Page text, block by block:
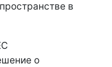
в
о